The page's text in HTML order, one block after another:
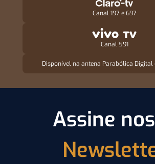
Canal 197 e 697
Canal 591
Disponível na antena Parabólica Digital
Assine